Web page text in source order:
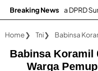
Breaking News
Anggota DPRD
Home Tni
Babinsa Koramil
Warga